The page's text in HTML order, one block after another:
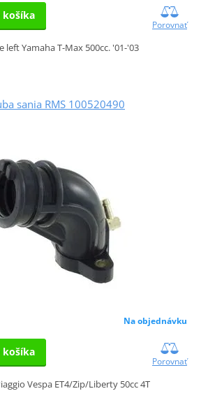
košíka
Porovnať
left Yamaha T-Max 500cc. '01-'03
sania RMS 100520490
Na objednávku
košíka
Porovnať
Vespa ET4/Zip/Liberty 50cc 4T